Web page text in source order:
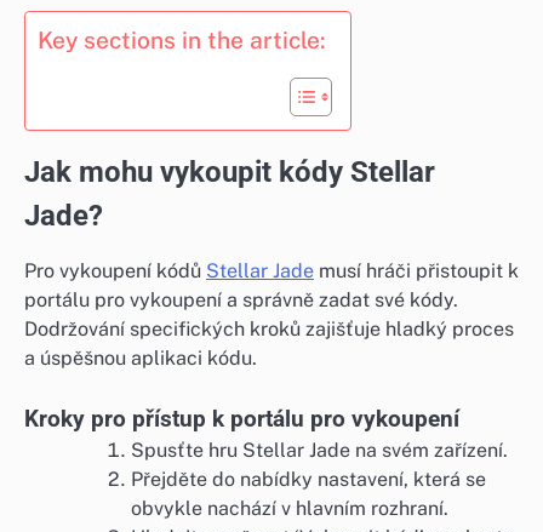
Key sections in the article:
Jak mohu vykoupit kódy Stellar
Jade?
Pro vykoupení kódů Stellar Jade musí hráči přistoupit k
portálu pro vykoupení a správně zadat své kódy.
Dodržování specifických kroků zajišťuje hladký proces
a úspěšnou aplikaci kódu.
Kroky pro přístup k portálu pro vykoupení
Spusťte hru Stellar Jade na svém zařízení.
Přejděte do nabídky nastavení, která se
obvykle nachází v hlavním rozhraní.